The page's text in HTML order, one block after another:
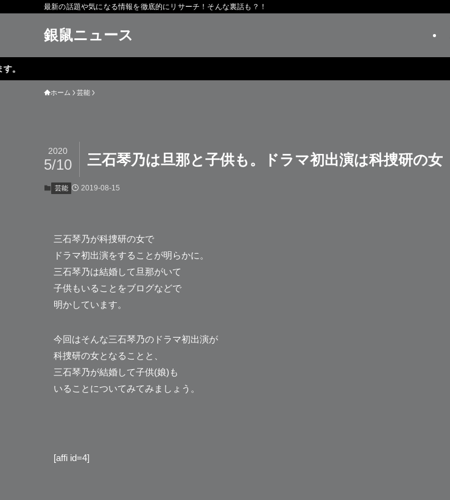
最新の話題や気になる情報を徹底的にリサーチ！そんな裏話も？！
銀鼠ニュース
ホーム 芸能
三石琴乃は旦那と子供も。ドラマ初出演は科捜研の女
2020
5/10
芸能 2019-08-15
三石琴乃が科捜研の女で
ドラマ初出演をすることが明らかに。
三石琴乃は結婚して旦那がいて
子供もいることをブログなどで
明かしています。
今回はそんな三石琴乃のドラマ初出演が
科捜研の女となることと、
三石琴乃が結婚して子供(娘)も
いることについてみてみましょう。
[affi id=4]